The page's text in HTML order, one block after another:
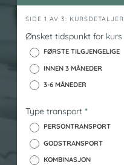
h
e
_
k
SIDE 1 AV 3: KURSDETALJER
Ønsket tidspunkt for kurs
FØRSTE TILGJENGELIGE
INNEN 3 MÅNEDER
3-6 MÅNEDER
Type transport *
PERSONTRANSPORT
GODSTRANSPORT
KOMBINASJON